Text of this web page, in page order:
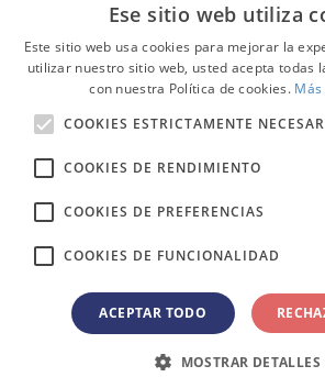
/ מְדִינַת יִשְׂרָאֵל
Argelia, Marruecos y Túnez
Oriente Medio/ Middle East
Anúnciese con nosotros
Términos y condiciones
Política de privacidad
© 2026 - Derechos reservados - Dental
advertisement
Ese sitio web utiliza
Este sitio web usa cookies para mejorar la
utilizar nuestro sitio web, usted acepta todas
con nuestra Política de cookies.
COOKIES ESTRICTAMENTE
COOKIES DE RENDIMIENTO
COOKIES DE PREFERENCIAS
COOKIES DE FUNCIONALIDAD
ACEPTAR TODO
MOSTRAR DETALLES